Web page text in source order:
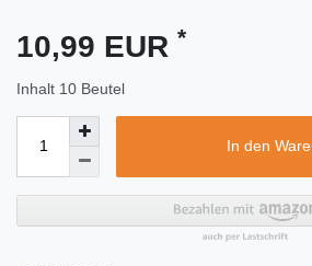
10,99 EUR *
Inhalt 10 Beutel
In den